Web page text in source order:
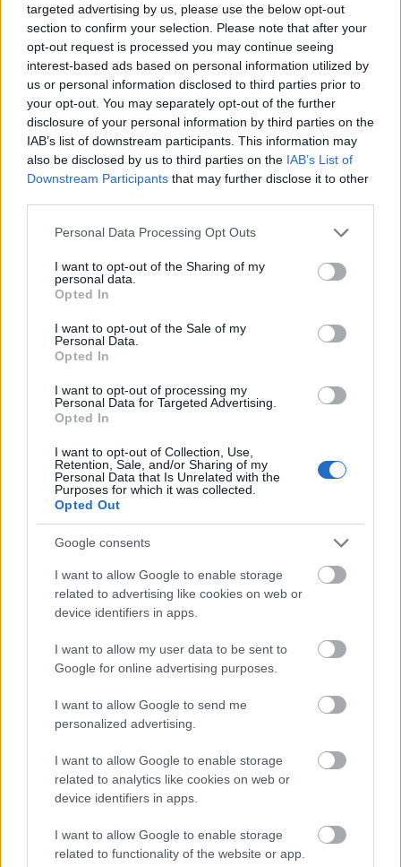
targeted advertising by us, please use the below opt-out
section to confirm your selection. Please note that after your
opt-out request is processed you may continue seeing
interest-based ads based on personal information utilized by
us or personal information disclosed to third parties prior to
your opt-out. You may separately opt-out of the further
disclosure of your personal information by third parties on the
IAB’s list of downstream participants. This information may
also be disclosed by us to third parties on the IAB’s List of
Downstream Participants that may further disclose it to other
Please note that this website/app uses one or more Google
not limited to your visit or usage behaviour. You may click to
grant or deny consent to Google and its third-party tags to
use your data for below specified purposes in below Google
consent section.
Personal Data Processing Opt Outs
I want to opt-out of the Sharing of my
personal data.
Opted In
I want to opt-out of the Sale of my
Personal Data.
Opted In
I want to opt-out of processing my
Personal Data for Targeted Advertising.
Opted In
I want to opt-out of Collection, Use,
Retention, Sale, and/or Sharing of my
Personal Data that Is Unrelated with the
Purposes for which it was collected.
Opted Out
Google consents
I want to allow Google to enable storage
related to advertising like cookies on web or
device identifiers in apps.
I want to allow my user data to be sent to
Google for online advertising purposes.
I want to allow Google to send me
personalized advertising.
I want to allow Google to enable storage
related to analytics like cookies on web or
device identifiers in apps.
I want to allow Google to enable storage
related to functionality of the website or app.
Στουτγκάρδη, Σβέριν (Γερμανία)
Πανιώνιος (Ελλάδα)
Μπεκεσκάμπα, Κάποσβαρ (Ουγγαρία)
Κιέρι (Ιταλία)